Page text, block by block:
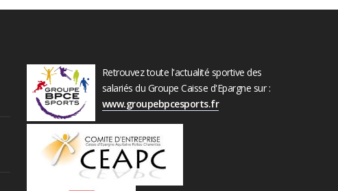
Retrouvez toute l'actualité sportive des
salariés du Groupe Caisse d'Epargne sur :
www.groupebpcesports.fr